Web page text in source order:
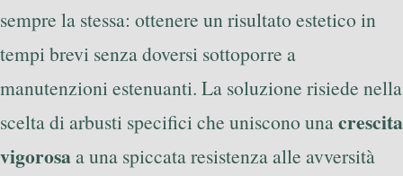
sempre la stessa: ottenere un risultato estetico in
tempi brevi senza doversi sottoporre a
manutenzioni estenuanti. La soluzione risiede nella
scelta di arbusti specifici che uniscono unacrescita
vigorosaa una spiccata resistenza alle avversità